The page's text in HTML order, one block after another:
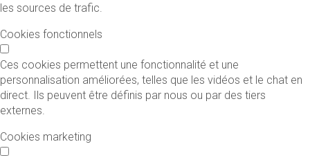
les sources de trafic.
Cookies fonctionnels
Ces cookies permettent une fonctionnalité et une
personnalisation améliorées, telles que les vidéos et le chat en
direct. Ils peuvent être définis par nous ou par des tiers
externes.
Cookies marketing